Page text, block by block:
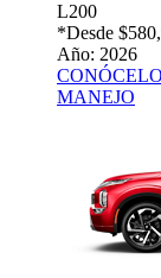
L200
*Desde
Año: 2026
CONÓCELO
MANEJO